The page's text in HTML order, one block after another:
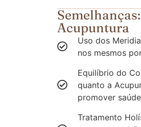
Acupuntura
Uso dos
nos mesmos
Equilíbrio do
quanto a
promover
Tratamento